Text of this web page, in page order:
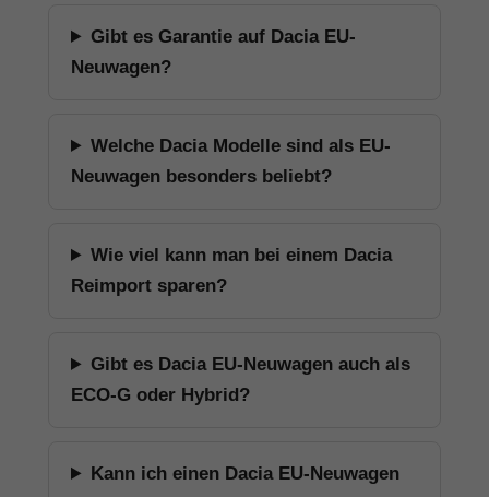
Gibt es Garantie auf Dacia EU-
Neuwagen?
Welche Dacia Modelle sind als EU-
Neuwagen besonders beliebt?
Wie viel kann man bei einem Dacia
Reimport sparen?
Gibt es Dacia EU-Neuwagen auch als
ECO-G oder Hybrid?
Kann ich einen Dacia EU-Neuwagen